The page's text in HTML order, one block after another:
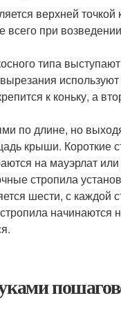
верхней
при
типа
к коньку, а
по длине, но
крыши. Короткие
на мауэрлат или
стропила
шести, с каждой
начинаются